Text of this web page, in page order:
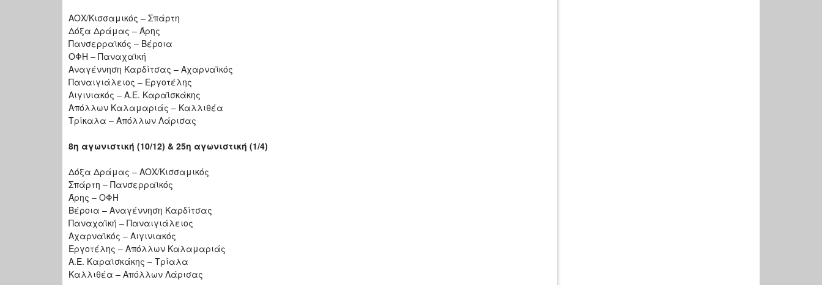
ΑΟΧ/Κισσαμικός – Σπάρτη
Δόξα Δράμας – Άρης
Πανσερραϊκός – Βέροια
ΟΦΗ – Παναχαϊκή
Αναγέννηση Καρδίτσας – Αχαρναϊκός
Παναιγιάλειος – Εργοτέλης
Αιγινιακός – Α.Ε. Καραϊσκάκης
Απόλλων Καλαμαριάς – Καλλιθέα
Τρίκαλα – Απόλλων Λάρισας
8η αγωνιστική (10/12) & 25η αγωνιστική (1/4)
Δόξα Δράμας – ΑΟΧ/Κισσαμικός
Σπάρτη – Πανσερραϊκός
Άρης – ΟΦΗ
Βέροια – Αναγέννηση Καρδίτσας
Παναχαϊκή – Παναιγιάλειος
Αχαρναϊκός – Αιγινιακός
Εργοτέλης – Απόλλων Καλαμαριάς
Α.Ε. Καραϊσκάκης – Τρίαλα
Καλλιθέα – Απόλλων Λάρισας